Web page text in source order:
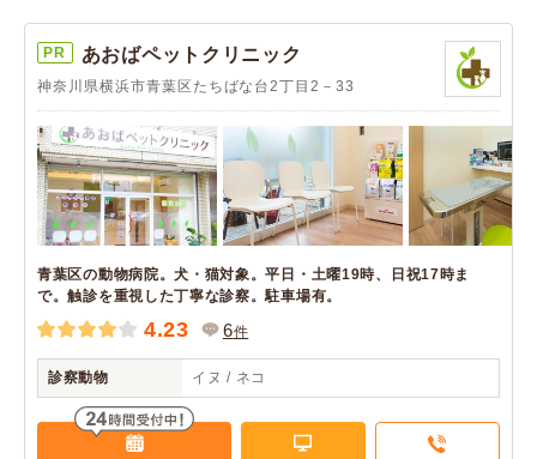
PR あおばペットクリニック
神奈川県横浜市青葉区たちばな台2丁目2－33
青葉区の動物病院。犬・猫対象。平日・土曜19時、日祝17時ま
で。触診を重視した丁寧な診察。駐車場有。
4.23 6件
診察動物 イヌ / ネコ